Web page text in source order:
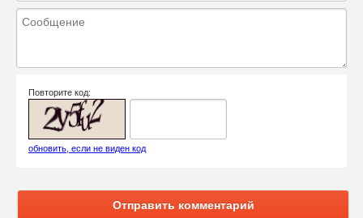
Повторите код:
обновить, если не виден код
Отправить комментарий